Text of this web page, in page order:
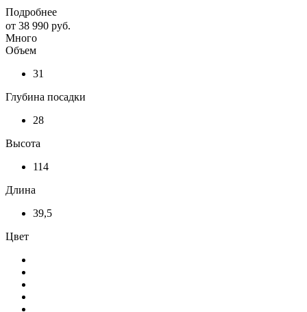
Подробнее
от 38 990 руб.
Много
Объем
31
Глубина посадки
28
Высота
114
Длина
39,5
Цвет